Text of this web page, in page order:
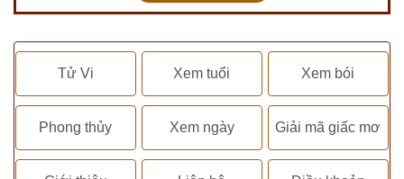
Tử Vi Xem tuổi Xem bói
Phong thủy Xem ngày Giải mã giấc mơ